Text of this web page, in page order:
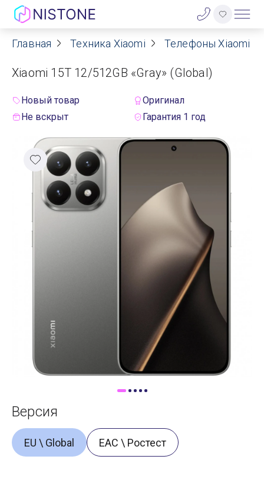
Акции
О нас
Договор оферты
Реквизиты
Контакты
Самовывоз
Главная Техника Xiaomi Телефоны Xiaomi
Xiaomi 15T 12/512GB «Gray» (Global)
Новый товар
Оригинал
Не вскрыт
Гарантия 1 год
Версия
EU \ Global ЕАС \ Ростест